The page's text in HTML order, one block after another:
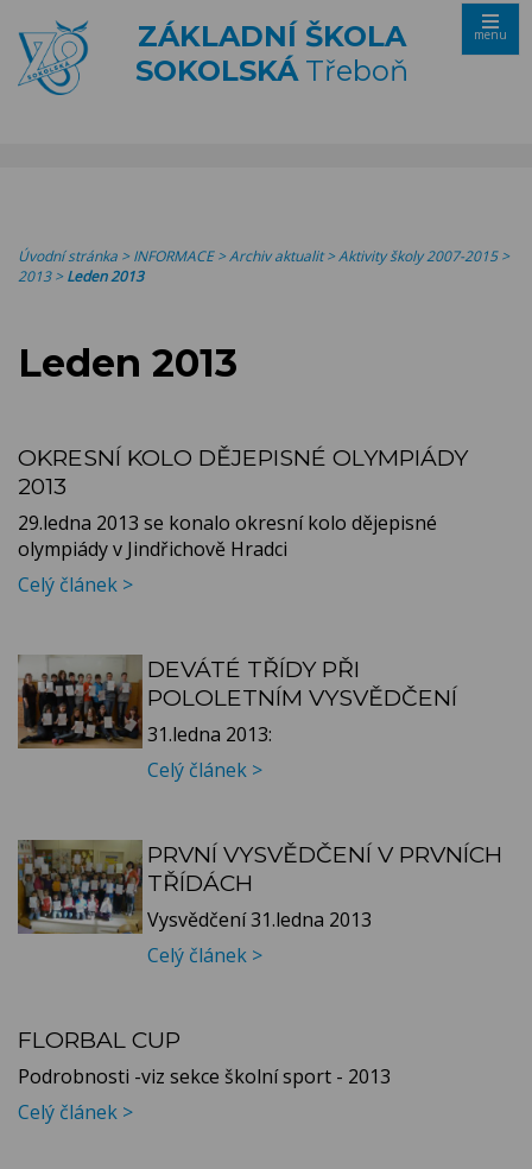
ZÁKLADNÍ ŠKOLA
SOKOLSKÁTřeboň
menu
Úvodní stránka >INFORMACE>Archiv aktualit>Aktivity školy 2007-2015>
2013>Leden 2013
Leden 2013
OKRESNÍ KOLO DĚJEPISNÉ OLYMPIÁDY
2013
29.ledna 2013 se konalo okresní kolo dějepisné
olympiády v Jindřichově Hradci
Celý článek >
DEVÁTÉ TŘÍDY PŘI
POLOLETNÍM VYSVĚDČENÍ
31.ledna 2013:
Celý článek >
PRVNÍ VYSVĚDČENÍ V PRVNÍCH
TŘÍDÁCH
Vysvědčení 31.ledna 2013
Celý článek >
FLORBAL CUP
Podrobnosti -viz sekce školní sport - 2013
Celý článek >